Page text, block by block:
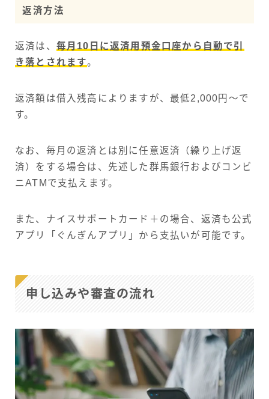
返済方法
返済は、 毎月10日に返済用預金口座から自動で引
き落とされます。
返済額は借入残高によりますが、最低2,000円～で
す。
なお、毎月の返済とは別に任意返済（繰り上げ返
済）をする場合は、先述した群馬銀行およびコンビ
ニATMで支払えます。
また、ナイスサポートカード＋の場合、返済も公式
アプリ「ぐんぎんアプリ」から支払いが可能です。
申し込みや審査の流れ